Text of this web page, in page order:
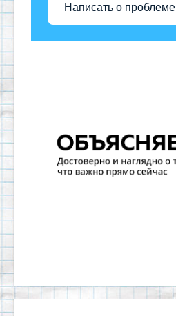
Написать о проблеме